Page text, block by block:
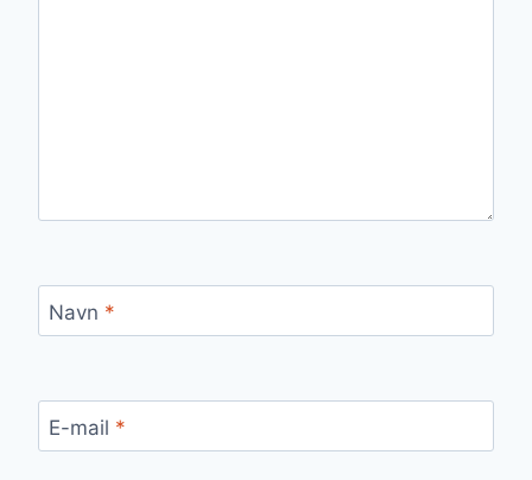
Navn *
E-mail *